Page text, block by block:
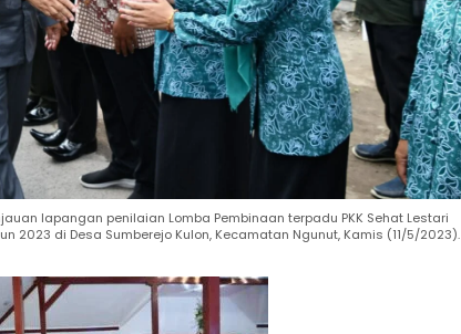
lapangan penilaian Lomba Pembinaan terpadu PKK Sehat Lestari
2023 di Desa Sumberejo Kulon, Kecamatan Ngunut, Kamis (11/5/2023).